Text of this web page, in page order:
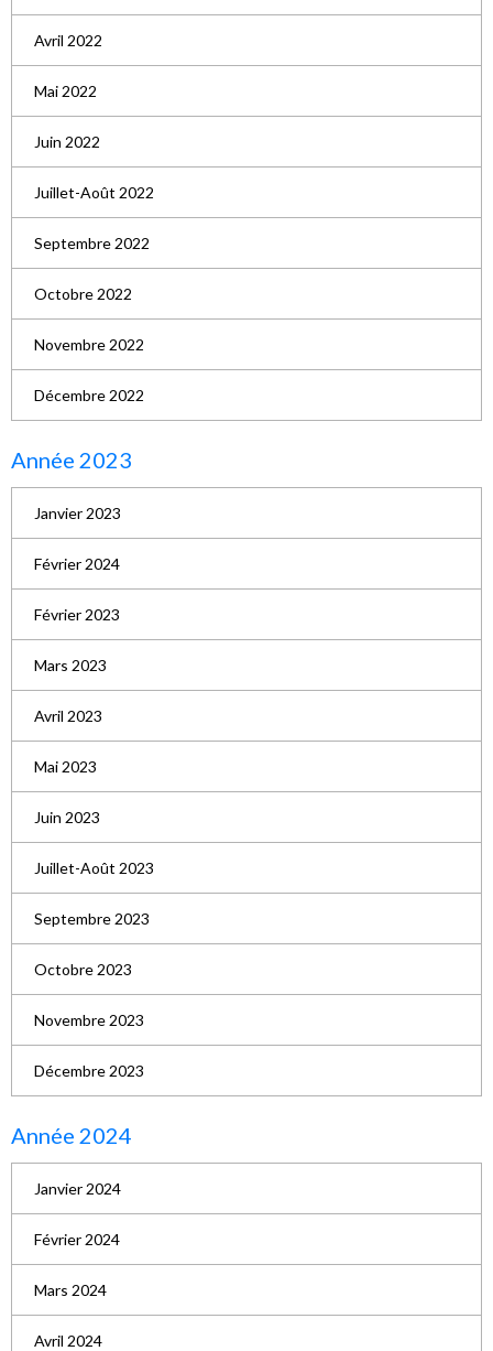
Avril 2022
Mai 2022
Juin 2022
Juillet-Août 2022
Septembre 2022
Octobre 2022
Novembre 2022
Décembre 2022
Année 2023
Janvier 2023
Février 2024
Février 2023
Mars 2023
Avril 2023
Mai 2023
Juin 2023
Juillet-Août 2023
Septembre 2023
Octobre 2023
Novembre 2023
Décembre 2023
Année 2024
Janvier 2024
Février 2024
Mars 2024
Avril 2024